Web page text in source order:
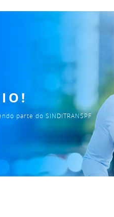
parte do SINDITRANSPF